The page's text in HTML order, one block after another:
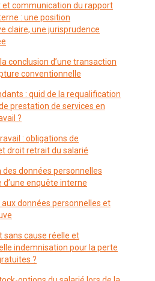
et communication du rapport
: une position
claire, une jurisprudence
conclusion d’une transaction
conventionnelle
: quid de la requalification
prestation de services en
?
: obligations de
droit retrait du salarié
des données personnelles
d’une enquête interne
aux données personnelles et
sans cause réelle et
indemnisation pour la perte
?